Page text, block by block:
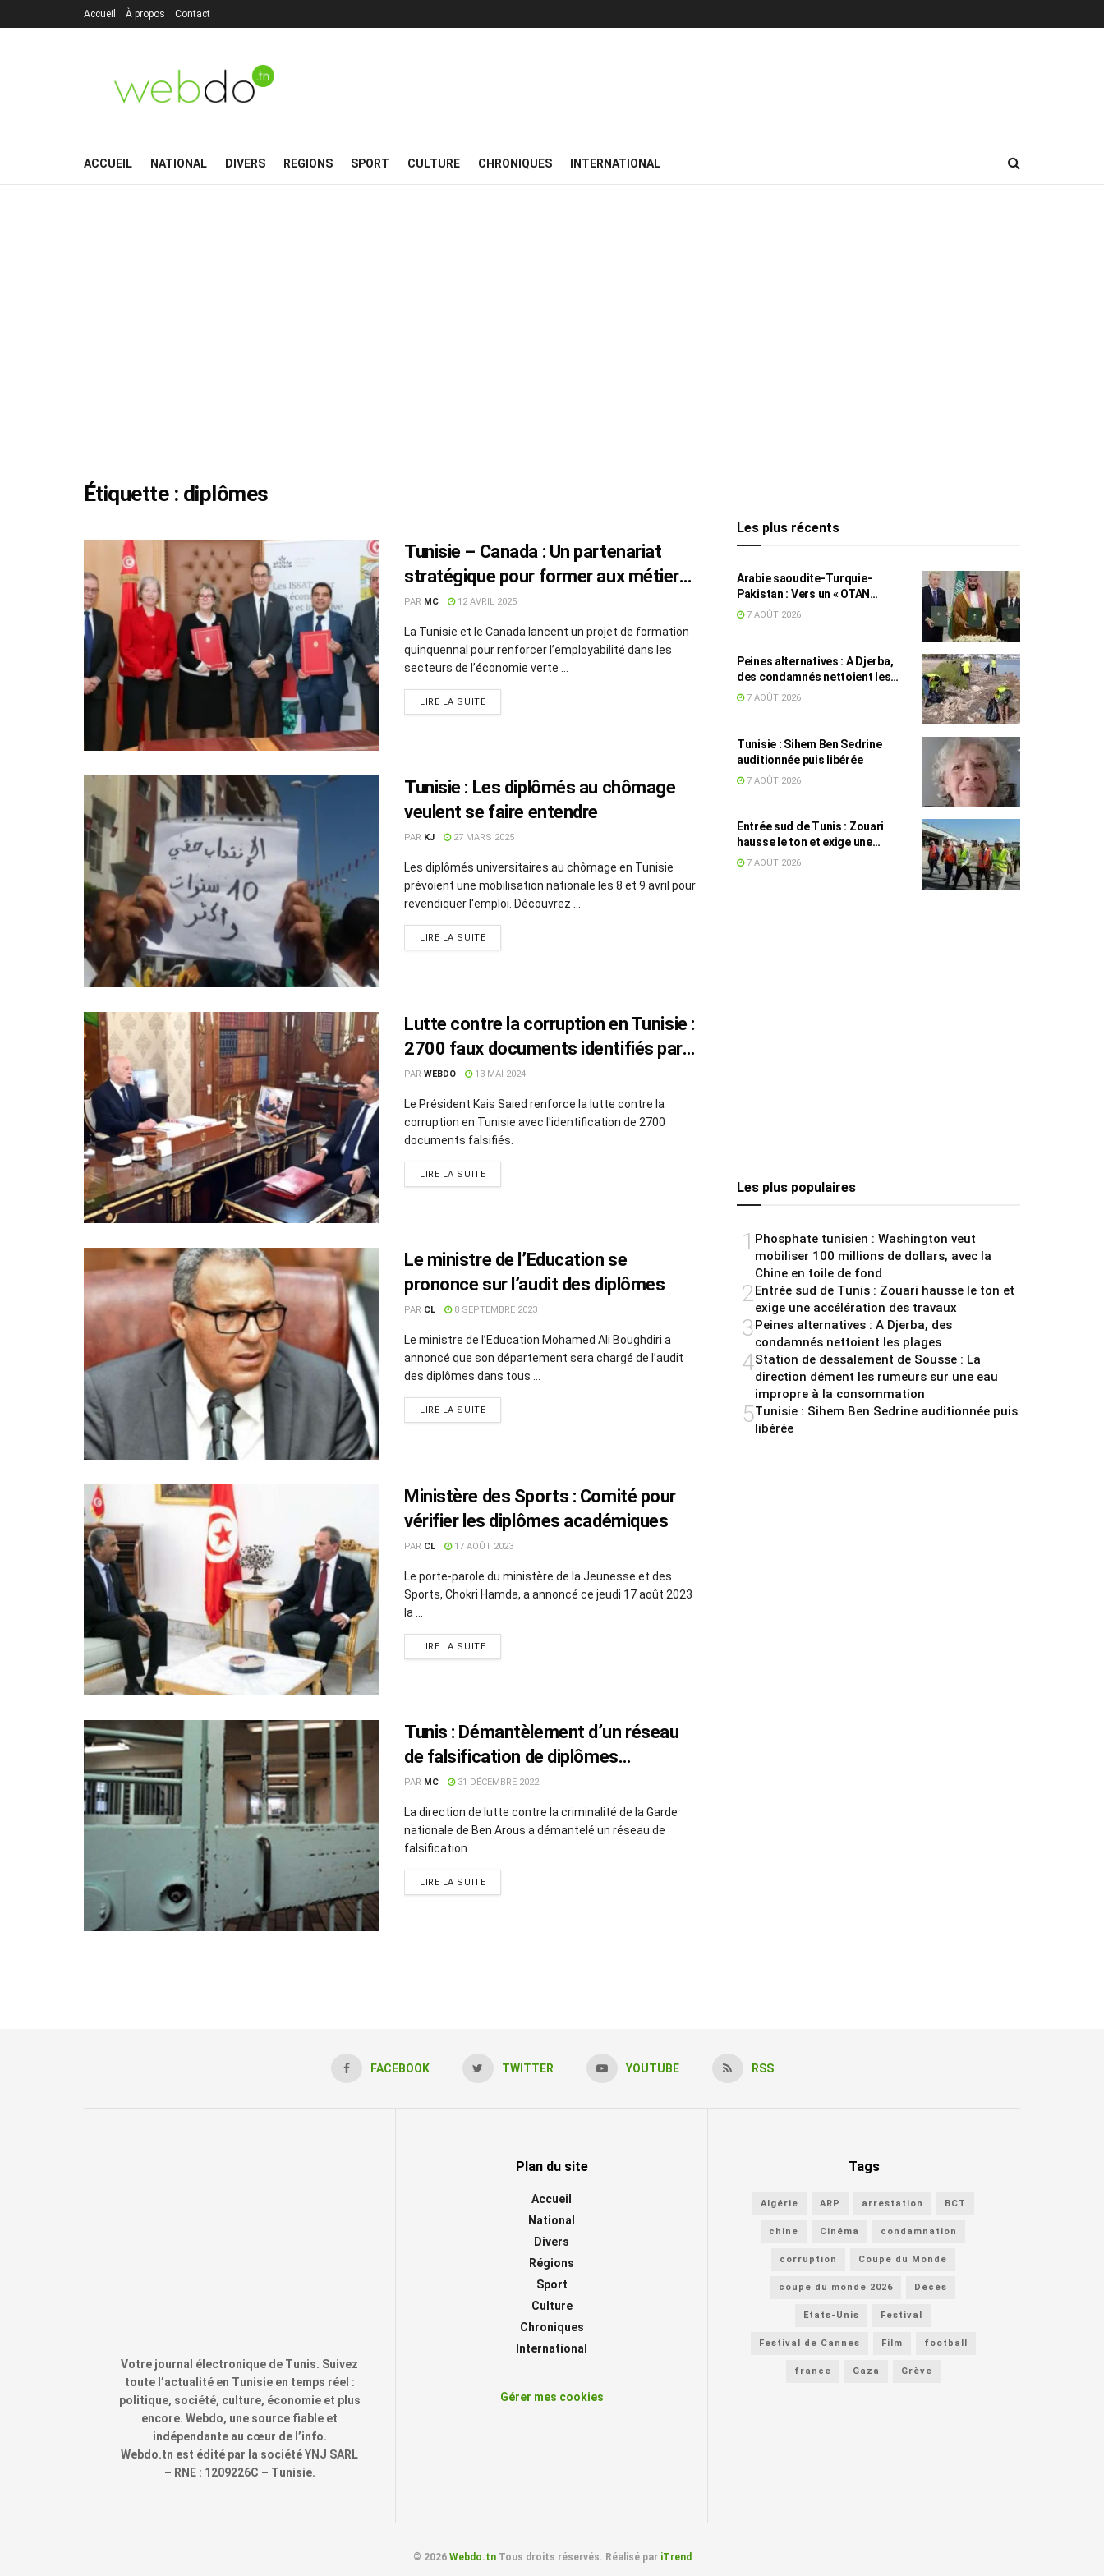
Accueil À propos Contact
ACCUEIL NATIONAL DIVERS REGIONS SPORT CULTURE CHRONIQUES INTERNATIONAL
Étiquette : diplômes
Tunisie – Canada : Un partenariat
stratégique pour former aux métiers
de l’économie verte
PAR MC 12 AVRIL 2025
La Tunisie et le Canada lancent un projet de formation
quinquennal pour renforcer l’employabilité dans les
secteurs de l’économie verte ...
LIRE LA SUITE
Tunisie : Les diplômés au chômage
veulent se faire entendre
PAR KJ 27 MARS 2025
Les diplômés universitaires au chômage en Tunisie
prévoient une mobilisation nationale les 8 et 9 avril pour
revendiquer l'emploi. Découvrez ...
LIRE LA SUITE
Lutte contre la corruption en Tunisie :
2700 faux documents identifiés par
Kais Saied
PAR WEBDO 13 MAI 2024
Le Président Kais Saied renforce la lutte contre la
corruption en Tunisie avec l'identification de 2700
documents falsifiés.
LIRE LA SUITE
Le ministre de l’Education se
prononce sur l’audit des diplômes
PAR CL 8 SEPTEMBRE 2023
Le ministre de l’Education Mohamed Ali Boughdiri a
annoncé que son département sera chargé de l’audit
des diplômes dans tous ...
LIRE LA SUITE
Ministère des Sports : Comité pour
vérifier les diplômes académiques
PAR CL 17 AOÛT 2023
Le porte-parole du ministère de la Jeunesse et des
Sports, Chokri Hamda, a annoncé ce jeudi 17 août 2023
la ...
LIRE LA SUITE
Tunis : Démantèlement d’un réseau
de falsification de diplômes
universitaires
PAR MC 31 DÉCEMBRE 2022
La direction de lutte contre la criminalité de la Garde
nationale de Ben Arous a démantelé un réseau de
falsification ...
LIRE LA SUITE
Les plus récents
Arabie saoudite-Turquie-
Pakistan : Vers un « OTAN
islamique » ?
7 AOÛT 2026
Peines alternatives : A Djerba,
des condamnés nettoient les
plages
7 AOÛT 2026
Tunisie : Sihem Ben Sedrine
auditionnée puis libérée
7 AOÛT 2026
Entrée sud de Tunis : Zouari
hausse le ton et exige une
accélération des travaux
7 AOÛT 2026
Les plus populaires
1 Phosphate tunisien : Washington veut
mobiliser 100 millions de dollars, avec la
Chine en toile de fond
2Entrée sud de Tunis : Zouari hausse le ton et
exige une accélération des travaux
3Peines alternatives : A Djerba, des
condamnés nettoient les plages
4Station de dessalement de Sousse : La
direction dément les rumeurs sur une eau
impropre à la consommation
5Tunisie : Sihem Ben Sedrine auditionnée puis
libérée
FACEBOOK TWITTER YOUTUBE RSS
Votre journal électronique de Tunis. Suivez
toute l’actualité en Tunisie en temps réel :
politique, société, culture, économie et plus
encore. Webdo, une source fiable et
indépendante au cœur de l’info.
Webdo.tn est édité par la société YNJ SARL
– RNE : 1209226C – Tunisie.
Plan du site
Accueil
National
Divers
Régions
Sport
Culture
Chroniques
International
Gérer mes cookies
Tags
Algérie ARP arrestation BCT
chine Cinéma condamnation
corruption Coupe du Monde
coupe du monde 2026 Décès
Etats-Unis Festival
Festival de Cannes Film football
france Gaza Grève
© 2026 Webdo.tnTous droits réservés. Réalisé par iTrend